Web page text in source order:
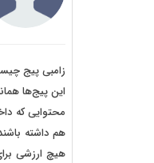
زامبی پیج
این پیج‌ها
محتوایی که
هم داشته
هیچ ارزشی